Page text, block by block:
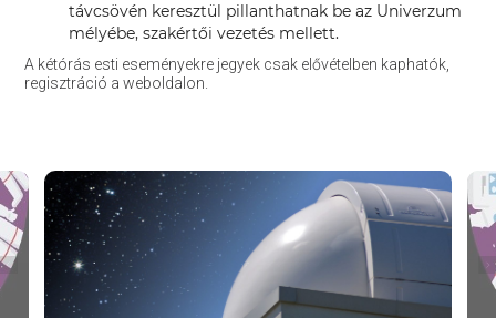
távcsövén keresztül pillanthatnak be az Univerzum
mélyébe, szakértői vezetés mellett.
A kétórás esti eseményekre jegyek csak elővételben kaphatók,
regisztráció a weboldalon.